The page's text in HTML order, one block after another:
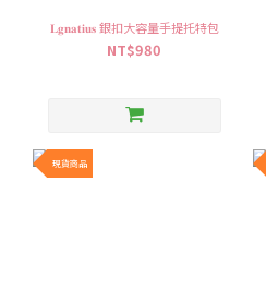
𝐋𝐠𝐧𝐚𝐭𝐢𝐮𝐬 銀扣大容量手提托特包
NT$980
現貨商品